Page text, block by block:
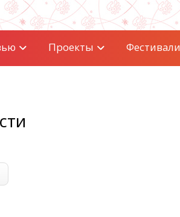
Проекты Фестивали